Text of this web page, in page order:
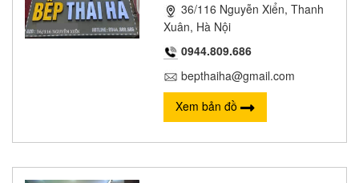
36/116 Nguyễn Xiển, Thanh
Xuân, Hà Nội
0944.809.686
bepthaiha@gmail.com
Xem bản đồ